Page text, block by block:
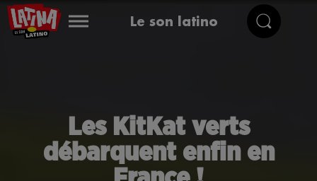
Le son latino
Les KitKat verts
débarquent enfin en